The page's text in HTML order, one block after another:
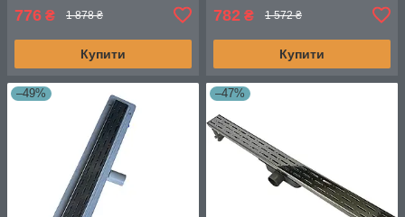
776 ₴ 1 878 ₴
Купити
782 ₴ 1 572 ₴
Купити
–49% –47%